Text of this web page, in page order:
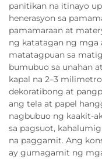
panitikan na itinayo
henerasyon sa
pamamaraan at
ng katatagan ng mga
matatagpuan sa
bumubuo sa unahan
kapal na 2–3
dekoratibong at
ang tela at papel
nagbubuo ng kaakit-
sa pagsuot,
na paggamit. Ang
ay gumagamit ng